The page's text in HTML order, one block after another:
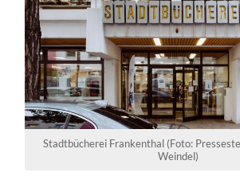
Stadtbücherei Frankenthal (Foto:
Weindel)